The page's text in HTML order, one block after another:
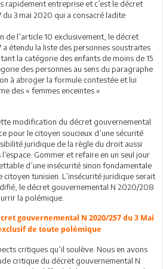
rapidement entreprise et c’est le décret
3 mai 2020 qui a consacré ladite
de l’article 10 exclusivement, le décret
étendu la liste des personnes soustraites
la catégorie des enfants de moins de 15
des personnes au sens du paragraphe
à abroger la formule contestée et lui
des « femmes enceintes »
modification du décret gouvernemental
pour le citoyen soucieux d’une sécurité
juridique de la règle du droit aussi
Gommer et refaire en un seul jour
d’une insécurité sinon fondamentale
tunisien. L’insécurité juridique serait
le décret gouvernemental N 2020/208
la polémique.
gouvernemental N 2020/257 du 3 Mai
de toute polémique
critiques qu’il soulève. Nous en avons
critique du décret gouvernemental N